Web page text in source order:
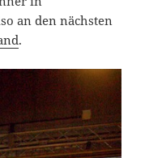
an den nächsten
.